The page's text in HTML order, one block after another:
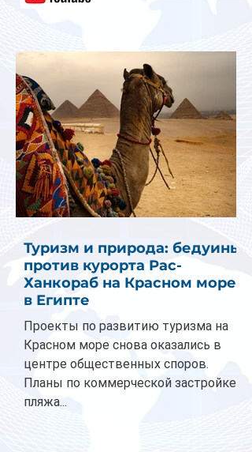
Туризм и природа: бедуины
против курорта Рас-
Ханкораб на Красном море
в Египте
Проекты по развитию туризма на
Красном море снова оказались в
центре общественных споров.
Планы по коммерческой застройке
пляжа...